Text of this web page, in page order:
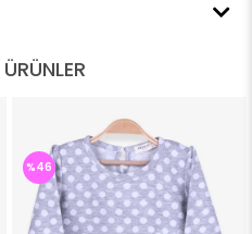
%46